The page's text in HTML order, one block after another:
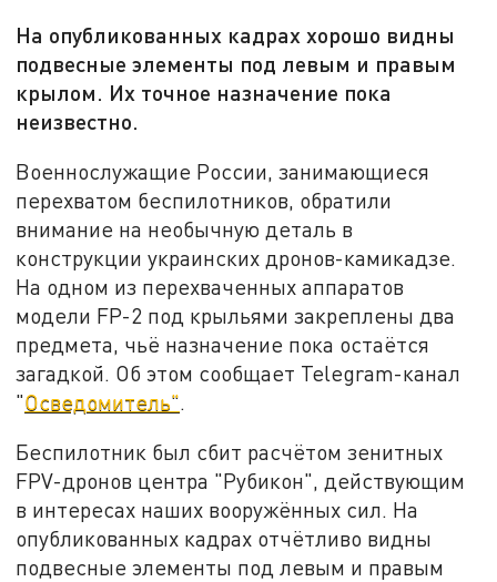
На опубликованных кадрах хорошо видны
подвесные элементы под левым и правым
крылом. Их точное назначение пока
неизвестно.
Военнослужащие России, занимающиеся
перехватом беспилотников, обратили
внимание на необычную деталь в
конструкции украинских дронов-камикадзе.
На одном из перехваченных аппаратов
модели FP-2 под крыльями закреплены два
предмета, чьё назначение пока остаётся
загадкой. Об этом сообщает Telegram-канал
"Осведомитель".
Беспилотник был сбит расчётом зенитных
FPV-дронов центра "Рубикон", действующим
в интересах наших вооружённых сил. На
опубликованных кадрах отчётливо видны
подвесные элементы под левым и правым